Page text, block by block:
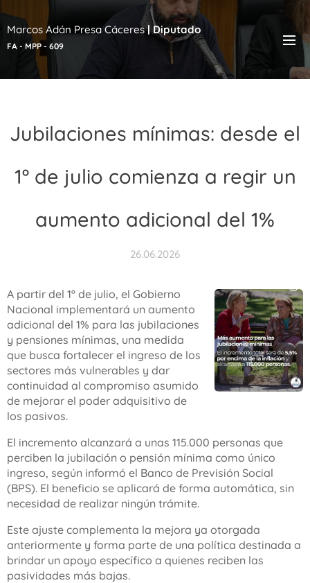
Marcos Adán Presa Cáceres|Diputado
FA - MPP - 609
Jubilaciones mínimas: desde el
1º de julio comienza a regir un
aumento adicional del 1%
26.06.2026
A partir del 1º de julio, el Gobierno
Nacional implementará un aumento
adicional del 1% para las jubilaciones
y pensiones mínimas, una medida
que busca fortalecer el ingreso de los
sectores más vulnerables y dar
continuidad al compromiso asumido
de mejorar el poder adquisitivo de
los pasivos.
El incremento alcanzará a unas 115.000 personas que
perciben la jubilación o pensión mínima como único
ingreso, según informó el Banco de Previsión Social
(BPS). El beneficio se aplicará de forma automática, sin
necesidad de realizar ningún trámite.
Este ajuste complementa la mejora ya otorgada
anteriormente y forma parte de una política destinada a
brindar un apoyo específico a quienes reciben las
pasividades más bajas.